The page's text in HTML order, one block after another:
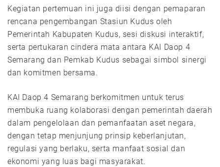
Kegiatan pertemuan ini juga diisi dengan pemaparan
rencana pengembangan Stasiun Kudus oleh
Pemerintah Kabupaten Kudus, sesi diskusi interaktif,
serta pertukaran cindera mata antara KAI Daop 4
Semarang dan Pemkab Kudus sebagai simbol sinergi
dan komitmen bersama.
KAI Daop 4 Semarang berkomitmen untuk terus
membuka ruang kolaborasi dengan pemerintah daerah
dalam pengelolaan dan pemanfaatan aset negara,
dengan tetap menjunjung prinsip keberlanjutan,
regulasi yang berlaku, serta manfaat sosial dan
ekonomi yang luas bagi masyarakat.